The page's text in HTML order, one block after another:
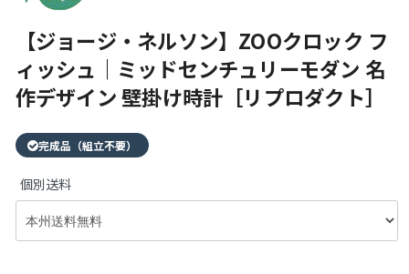
【ジョージ・ネルソン】ZOOクロック フ
ィッシュ｜ミッドセンチュリーモダン 名
作デザイン 壁掛け時計［リプロダクト］
完成品（組立不要）
個別送料